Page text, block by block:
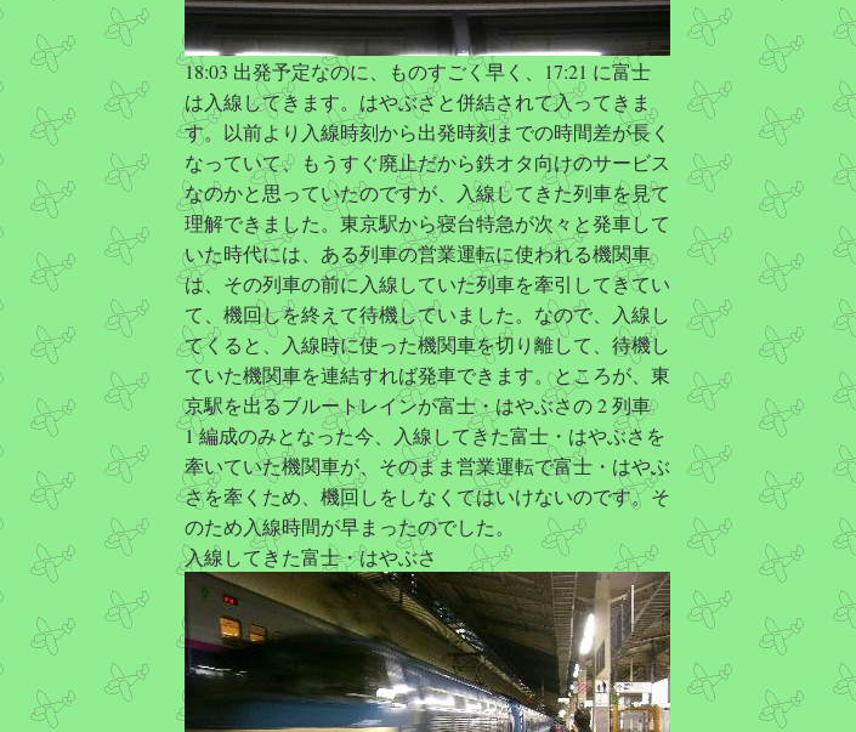
18:03 出発予定なのに、ものすごく早く、17:21 に富士
は入線してきます。はやぶさと併結されて入ってきま
す。以前より入線時刻から出発時刻までの時間差が長く
なっていて、もうすぐ廃止だから鉄オタ向けのサービス
なのかと思っていたのですが、入線してきた列車を見て
理解できました。東京駅から寝台特急が次々と発車して
いた時代には、ある列車の営業運転に使われる機関車
は、その列車の前に入線していた列車を牽引してきてい
て、機回しを終えて待機していました。なので、入線し
てくると、入線時に使った機関車を切り離して、待機し
ていた機関車を連結すれば発車できます。ところが、東
京駅を出るブルートレインが富士・はやぶさの 2 列車
1 編成のみとなった今、入線してきた富士・はやぶさを
牽いていた機関車が、そのまま営業運転で富士・はやぶ
さを牽くため、機回しをしなくてはいけないのです。そ
のため入線時間が早まったのでした。
入線してきた富士・はやぶさ